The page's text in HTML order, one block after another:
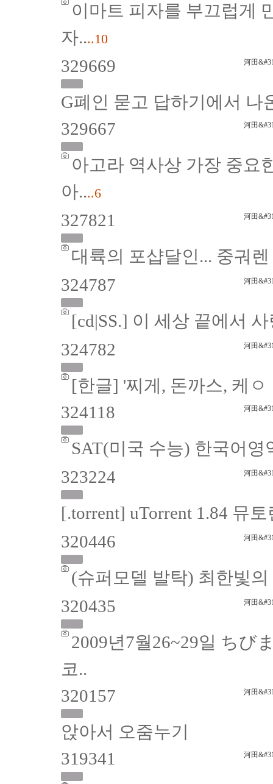
이마트 피자를 부끄럽게
자....10
329669
G폐인 묻고 답하기에서 나
河田
329667
아고라 역사상 가장 중요
아....6
河田
327821
대륙의 포샵달인... 중궈
河田
324787
[cd|SS.] 이 세상 끝에서
河田
324782
[한글] '찌게, 돈까스, 케ㅤ
河田
324118
SAT(미국 수능) 한국어영
河田
323224
[.torrent] uTorrent 1.84 뮤
河田
320446
(슈퍼모델 발탁) 최한빛
河田
320435
2009년7월26~29일 ちび
코..
河田
320157
앉아서 오줌누기
河田
319341
河田